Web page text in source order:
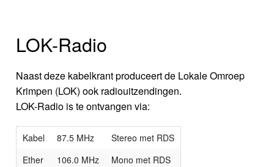
LOK-Radio
Naast deze kabelkrant produceert de Lokale Omroep
Krimpen (LOK) ook radiouitzendingen.
LOK-Radio is te ontvangen via:
Kabel 87.5 MHz
Stereo met RDS
Ether
106.0 MHz Mono met RDS